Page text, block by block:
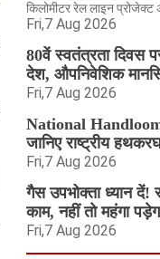
किलोमीटर रेल लाइन
Fri,7 Aug 2026
80वें स्वतंत्रता दिवस
देश, औपनिवेशिक
Fri,7 Aug 2026
National
जानिए राष्ट्रीय
Fri,7 Aug 2026
गैस उपभोक्ता ध्यान दें!
काम, नहीं तो महंगा
Fri,7 Aug 2026